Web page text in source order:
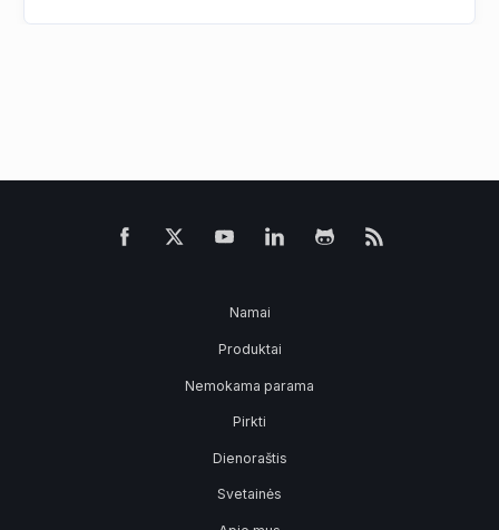
Namai
Produktai
Nemokama parama
Pirkti
Dienoraštis
Svetainės